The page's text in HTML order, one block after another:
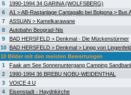
5
1990-1994 34 GARINA (WOLFSBERG)
6
A1 > AB-Rastanlage Cantagallo bei Bolgona > Bus
7
ASSUAN > Kamelkarawane
8
Autobahn Beograd-Nis
9
BAD HERSFELD > Denkmal - Die Mückenstürmer
10 BAD HERSFELD > Denkmal > Lingg von Lingenfeld
10 Bilder mit den meisten Bewertungen
1
Faak am See Sonnenuntergang Camping
2
1990-1994 36 BREBU NOBU-WEIDENTHAL
3
VOICE 4 U
4
Eisenstadt - Haydnkirche